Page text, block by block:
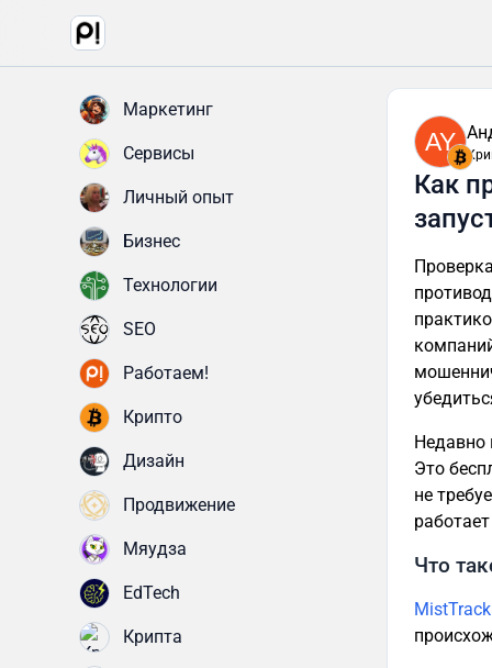
Маркетинг
Сервисы
Личный опыт
Бизнес
Технологии
SEO
Работаем!
Крипто
Дизайн
Продвижение
Мяудза
EdTech
Крипта
AY
Как
Недавно
Это
не
Что
MistTrack